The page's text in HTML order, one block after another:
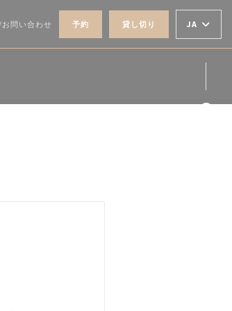
問い合わせ 予約 貸し切り JA